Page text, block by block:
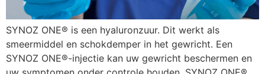
SYNOZ ONE® is een hyaluronzuur. Dit werkt als
smeermiddel en schokdemper in het gewricht. Een
SYNOZ ONE®-injectie kan uw gewricht beschermen en